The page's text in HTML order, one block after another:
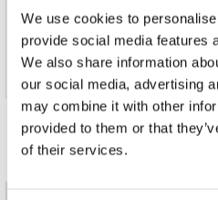
We use cookies to
provide social media features
We also share information
our social media, advertising
may combine it with other
provided to them or that
of their services.
Angeles. Leon Bridges slaagt
verjongingskuur te geven
blijvend effect inclusief is. Op
staat hij in Paradiso,
Door Linda Rettenwander
op 2015-06-15